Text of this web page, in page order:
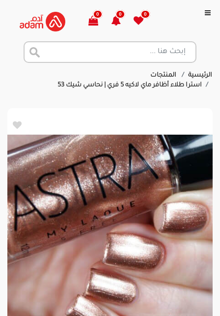
0
0
0
الرئيسية
المنتجات
استرا طلاء أظافر ماي لاكيه 5 فري | نحاسي شيك 53